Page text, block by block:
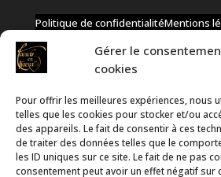
Gérer le
cookies
Pour offrir les meilleures expériences, nous
telles que les cookies pour stocker et/ou
des appareils. Le fait de consentir à ces
de traiter des données telles que le
les ID uniques sur ce site. Le fait de ne pas
consentement peut avoir un effet négatif sur
Politique de confidentialitéMentions
✆ +32 477 91 58 46
✉ infos@coeurs-en-choeur.be